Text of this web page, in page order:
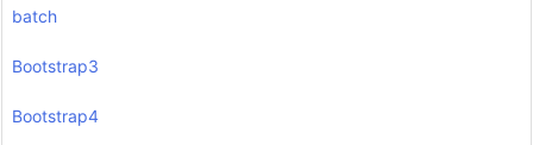
batch
Bootstrap3
Bootstrap4